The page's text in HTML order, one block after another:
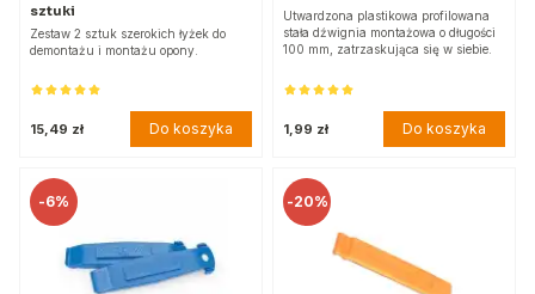
sztuki
Zestaw 2 sztuk szerokich łyżek do
demontażu i montażu opony.
15,49 zł Do koszyka
Utwardzona plastikowa profilowana
stała dźwignia montażowa o długości
100 mm, zatrzaskująca się w siebie.
1,99 zł Do koszyka
-6% -20%